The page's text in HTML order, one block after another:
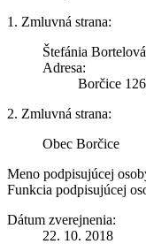
1. Zmluvná strana:
Štefánia Bortelová
Adresa:
Borčice
2. Zmluvná strana:
Obec Borčice
Meno podpisujúcej
Funkcia podpisujúcej
Dátum zverejnenia:
22. 10. 2018